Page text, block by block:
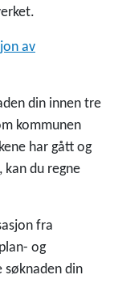
av
din innen tre
kommunen
har gått og
du regne
fra
og
søknaden din